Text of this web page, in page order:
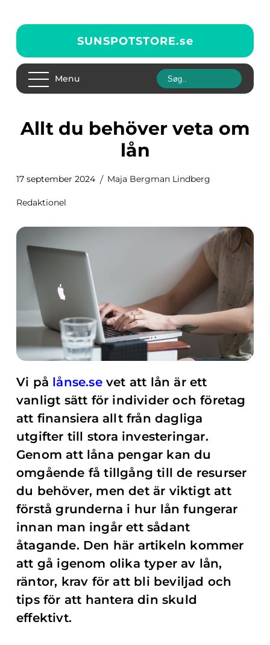
SUNSPOTSTORE.se
Menu
Allt du behöver veta om
lån
17 september 2024 Maja Bergman Lindberg
Redaktionel
Vi på lånse.se vet att lån är ett
vanligt sätt för individer och företag
att finansiera allt från dagliga
utgifter till stora investeringar.
Genom att låna pengar kan du
omgående få tillgång till de resurser
du behöver, men det är viktigt att
förstå grunderna i hur lån fungerar
innan man ingår ett sådant
åtagande. Den här artikeln kommer
att gå igenom olika typer av lån,
räntor, krav för att bli beviljad och
tips för att hantera din skuld
effektivt.